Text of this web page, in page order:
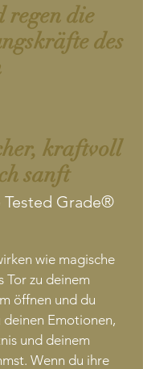
regen die
des
kraftvoll
sanft
Tested Grade®
wie magische
Tor zu deinem
öffnen und du
Emotionen,
und deinem
Wenn du ihre